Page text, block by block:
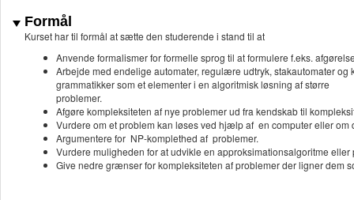
Formål
Kurset har til formål at sætte den studerende i stand til at
Anvende formalismer for formelle sprog til at formulere f.eks.
Arbejde med endelige automater, regulære udtryk, stakautomater og
grammatikker som et elementer i en algoritmisk løsning af større
problemer.
Afgøre kompleksiteten af nye problemer ud fra kendskab til
Vurdere om et problem kan løses ved hjælp af en computer eller om
Argumentere for NP-komplethed af problemer.
Vurdere muligheden for at udvikle en approksimationsalgoritme
Give nedre grænser for kompleksiteten af problemer der ligner dem